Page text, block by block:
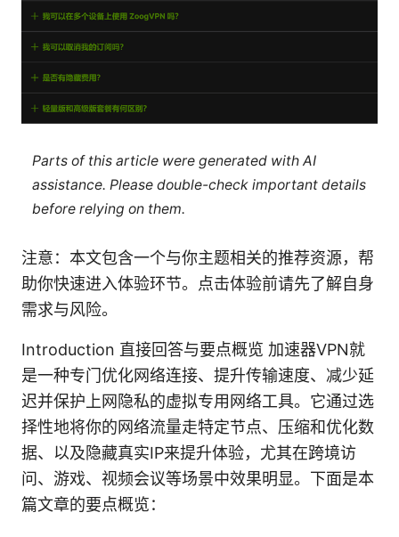
Parts of this article were generated with AI
assistance. Please double-check important details
before relying on them.
注意：本文包含一个与你主题相关的推荐资源，帮
助你快速进入体验环节。点击体验前请先了解自身
需求与风险。
Introduction 直接回答与要点概览 加速器VPN就
是一种专门优化网络连接、提升传输速度、减少延
迟并保护上网隐私的虚拟专用网络工具。它通过选
择性地将你的网络流量走特定节点、压缩和优化数
据、以及隐藏真实IP来提升体验，尤其在跨境访
问、游戏、视频会议等场景中效果明显。下面是本
篇文章的要点概览：